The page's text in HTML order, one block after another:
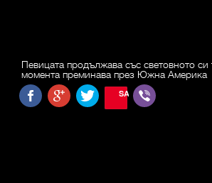
Певицата продължава със световното си
момента преминава през Южна Америка
SAVE